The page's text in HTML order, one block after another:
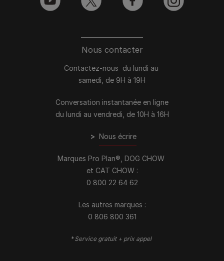
Nous contacter
Contactez-nous du lundi au
samedi, de 9H à 19H
Conversation instantanée en ligne
du lundi au vendredi, de 10H à 16H
> Nous écrire
Marques Pro Plan®, DOG CHOW
et CAT CHOW :
0 800 22 64 62
Les autres marques :​
0 806 800 361
*Service gratuit + prix appel
youtube twitter facebook instagram